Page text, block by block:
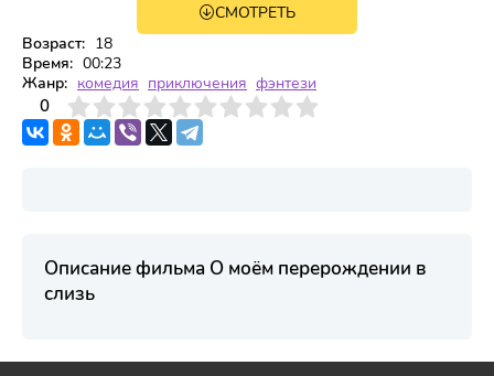
WEBRip, WEB-DL, BDRip,
4 сезон 9 серияСМОТРЕТЬ
Возраст: 18
Время: 00:23
Жанр: комедия приключения фэнтези
0
4 6 7 8 9 10
Описание фильма О моём перерождении в
слизь